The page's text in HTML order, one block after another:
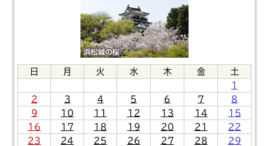
日 月 火 水 木 金
土
1
2
3 4 5 6 7
8
9
10 11 12 13 14
15
16
17 18 19 20 21
22
23
24 25 26 27 28
29